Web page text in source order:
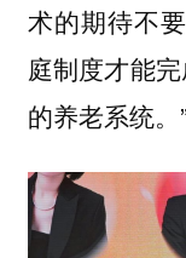
术的期待不
庭制度才能
的养老系统。